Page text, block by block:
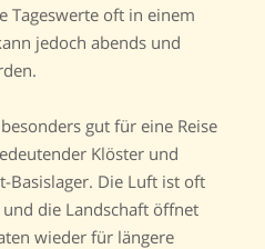
Tageswerte oft in einem
jedoch abends und
gut für eine Reise
Klöster und
Basislager. Die Luft ist oft
die Landschaft öffnet
wieder für längere